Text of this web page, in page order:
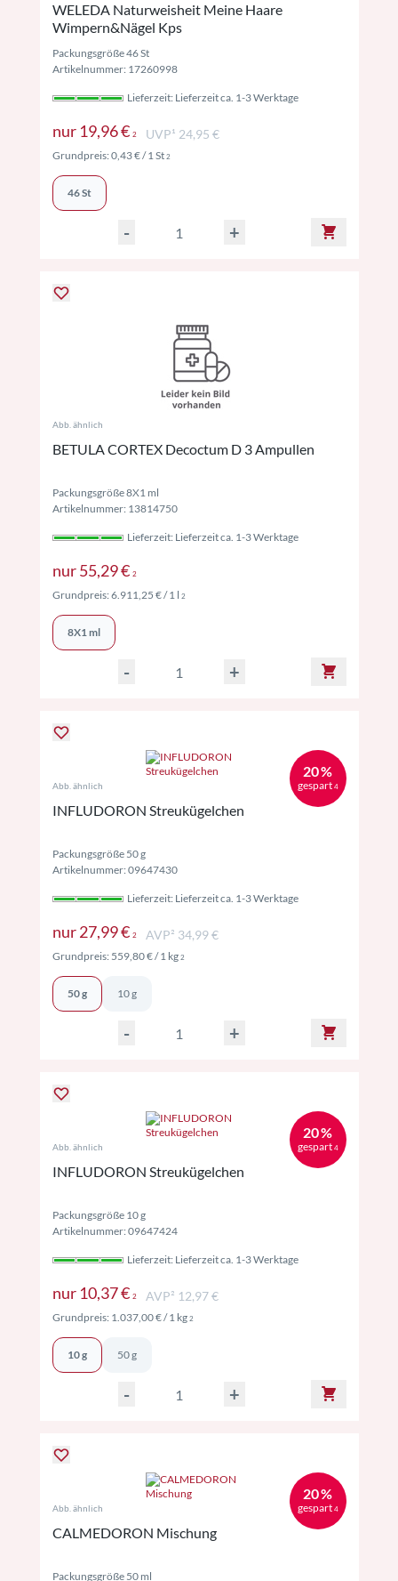
WELEDA Naturweisheit Meine Haare
Wimpern&Nägel Kps
Packungsgröße 46 St
Artikelnummer: 17260998
Lieferzeit: Lieferzeit ca. 1-3 Werktage
nur 19,96 € 2Preise inkl. MwSt. ggf. zzgl. Versand
UVP¹ 24,95 €
Grundpreis:0,43 €/ 1 St 2Preise inkl. MwSt. ggf. zzgl. Versand
46 St
- +
Abb. ähnlich
BETULA CORTEX Decoctum D 3 Ampullen
Packungsgröße 8X1 ml
Artikelnummer: 13814750
Lieferzeit: Lieferzeit ca. 1-3 Werktage
nur55,29 € 2Preise inkl. MwSt. ggf. zzgl. Versand
Grundpreis:6.911,25 €/ 1 l 2Preise inkl. MwSt. ggf. zzgl. Versand
8X1 ml
- +
20 %
gespart 4
Abb. ähnlich
INFLUDORON Streukügelchen
Packungsgröße 50 g
Artikelnummer: 09647430
Lieferzeit: Lieferzeit ca. 1-3 Werktage
nur27,99 € 2Preise inkl. MwSt. ggf. zzgl. Versand
AVP² 34,99 €
Grundpreis: 559,80 €/ 1 kg 2Preise inkl. MwSt. ggf. zzgl. Versand
50 g 10 g
- +
20 %
gespart 4
Abb. ähnlich
INFLUDORON Streukügelchen
Packungsgröße 10 g
Artikelnummer: 09647424
Lieferzeit: Lieferzeit ca. 1-3 Werktage
nur 10,37 € 2Preise inkl. MwSt. ggf. zzgl. Versand
AVP² 12,97 €
Grundpreis: 1.037,00 €/ 1 kg 2Preise inkl. MwSt. ggf. zzgl. Versand
10 g 50 g
- +
20 %
gespart 4
Abb. ähnlich
CALMEDORON Mischung
Packungsgröße 50 ml